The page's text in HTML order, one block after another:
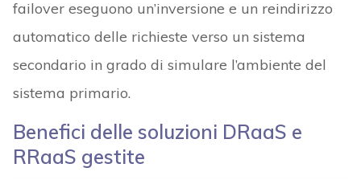
failover eseguono un’inversione e un reindirizzo
automatico delle richieste verso un sistema
secondario in grado di simulare l’ambiente del
sistema primario.
Benefici delle soluzioni DRaaS e
RRaaS gestite